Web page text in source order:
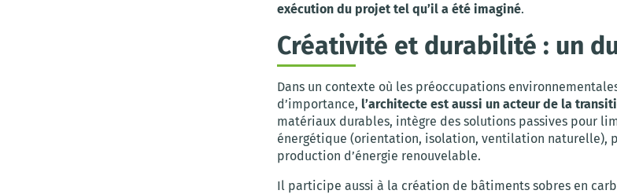
exécution du projet tel qu’il a été imaginé.
Créativité et durabilité : un
Dans un contexte où les préoccupations
d’importance, l’architecte est aussi un acteur de la
matériaux durables, intègre des solutions passives pour
énergétique (orientation, isolation, ventilation naturelle),
production d’énergie renouvelable.
Il participe aussi à la création de bâtiments sobres en